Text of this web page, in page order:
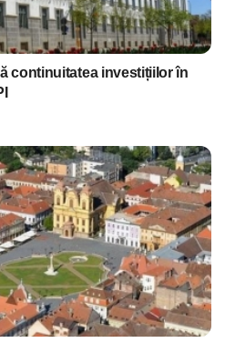
continuitatea investițiilor în